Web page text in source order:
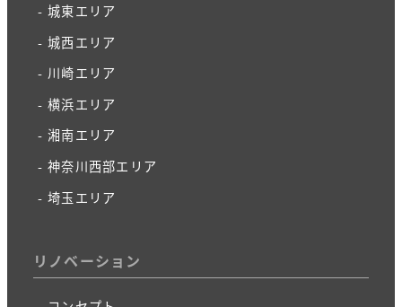
城東エリア
城西エリア
川崎エリア
横浜エリア
湘南エリア
神奈川西部エリア
埼玉エリア
リノベーション